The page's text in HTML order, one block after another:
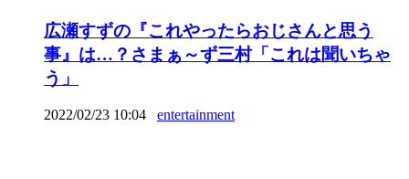
広瀬すずの『これやったらおじさんと思う
事』は…？さまぁ～ず三村「これは聞いちゃ
う」
2022/02/23 10:04 entertainment